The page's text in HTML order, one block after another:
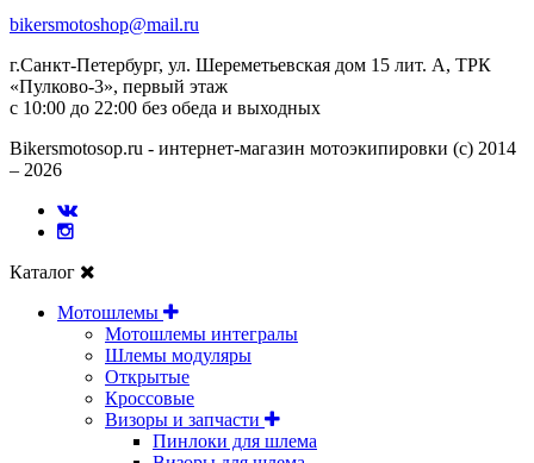
bikersmotoshop@mail.ru
г.Санкт-Петербург, ул. Шереметьевская дом 15 лит. А, ТРК
«Пулково-3», первый этаж
с 10:00 до 22:00 без обеда и выходных
Bikersmotosop.ru - интернет-магазин мотоэкипировки (c) 2014
– 2026
Каталог
Мотошлемы
Мотошлемы интегралы
Шлемы модуляры
Открытые
Кросcовые
Визоры и запчасти
Пинлоки для шлема